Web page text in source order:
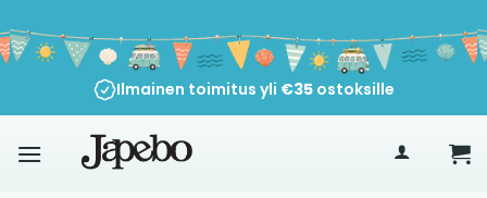
sisältöön
Ilmainen toimitus yli €35ostoksille